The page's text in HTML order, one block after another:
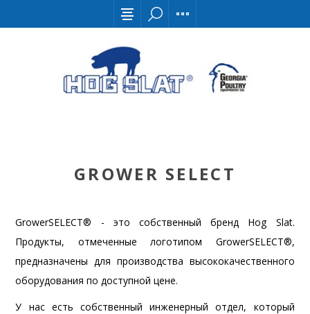
GROWER SELECT
GrowerSELECT® - это собственный бренд Hog Slat.
Продукты, отмеченные логотипом GrowerSELECT®,
предназначены для производства высококачественного
оборудования по доступной цене.
У нас есть собственный инженерный отдел, который